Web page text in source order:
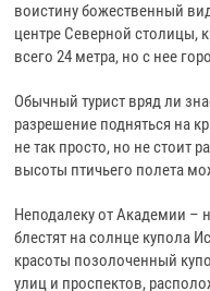
воистину божественный
центре Северной столицы,
всего 24 метра, но с нее
Обычный турист вряд ли
разрешение подняться на
не так просто, но не стоит
высоты птичьего полета
Неподалеку от Академии –
блестят на солнце купола
красоты позолоченный
улиц и проспектов,